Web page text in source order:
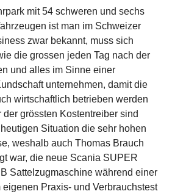
mit 54 schweren und sechs
ist man im Schweizer
zwar bekannt, muss sich
die grossen jeden Tag nach der
und alles im Sinne einer
unternehmen, damit die
wirtschaftlich betrieben werden
der grössten Kostentreiber sind
Situation die sehr hohen
weshalb auch Thomas Brauch
war, die neue Scania SUPER
Sattelzugmaschine während einer
Praxis- und Verbrauchstest